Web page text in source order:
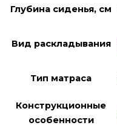
Глубина сиденья, см
Вид раскладывания
Тип матраса
Конструкционные
особенности